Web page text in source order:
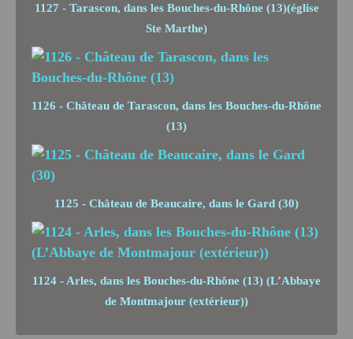
1127 - Tarascon, dans les Bouches-du-Rhône (13)(église
Ste Marthe)
1126 - Château de Tarascon, dans les Bouches-du-Rhône
(13)
1125 - Château de Beaucaire, dans le Gard (30)
1124 - Arles, dans les Bouches-du-Rhône (13) (L’Abbaye
de Montmajour (extérieur))